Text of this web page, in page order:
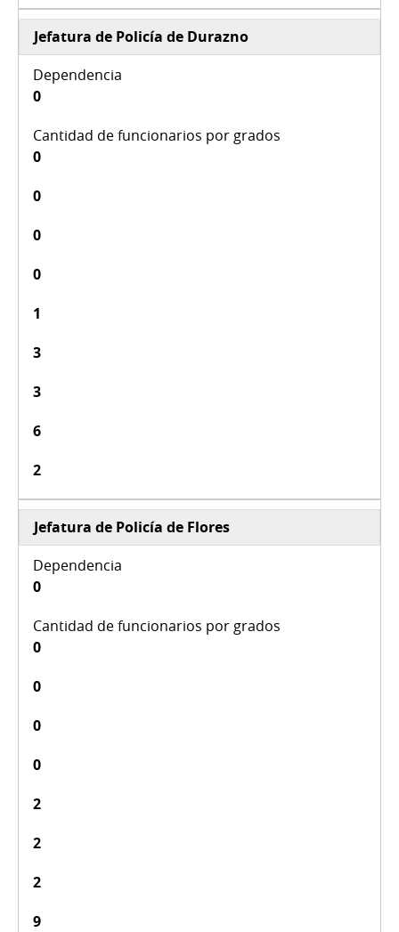
Jefatura de Policía de Durazno
0
0
0
0
0
1
3
3
6
2
Jefatura de Policía de Flores
0
0
0
0
0
2
2
2
9